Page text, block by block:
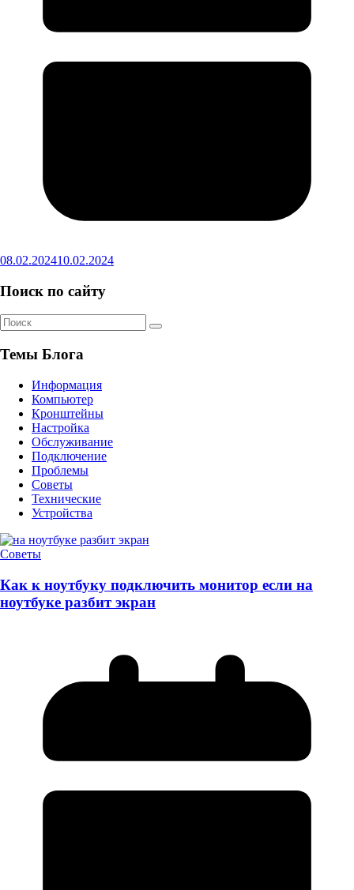
08.02.202410.02.2024
Поиск по сайту
Темы Блога
Информация
Компьютер
Кронштейны
Настройка
Обслуживание
Подключение
Проблемы
Советы
Технические
Устройства
Советы
Как к ноутбуку подключить монитор если на
ноутбуке разбит экран